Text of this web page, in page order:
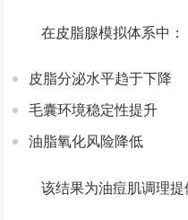
在皮脂腺模拟体系中：
皮脂分泌水平趋于下降
毛囊环境稳定性提升
油脂氧化风险降低
该结果为油痘肌调理提